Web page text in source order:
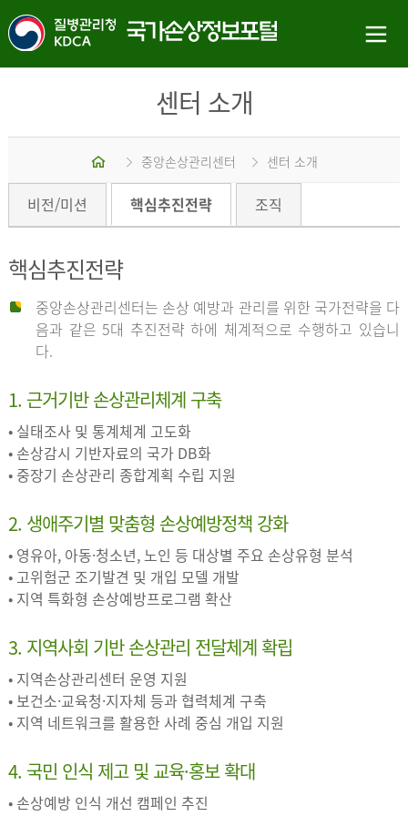
센터 소개
중앙손상관리센터 센터 소개
비전/미션 핵심추진전략 조직
핵심추진전략
중앙손상관리센터는 손상 예방과 관리를 위한 국가전략을 다
음과 같은 5대 추진전략 하에 체계적으로 수행하고 있습니
다.
1. 근거기반 손상관리체계 구축
• 실태조사 및 통계체계 고도화
• 손상감시 기반자료의 국가 DB화
• 중장기 손상관리 종합계획 수립 지원
2. 생애주기별 맞춤형 손상예방정책 강화
• 영유아, 아동·청소년, 노인 등 대상별 주요 손상유형 분석
• 고위험군 조기발견 및 개입 모델 개발
• 지역 특화형 손상예방프로그램 확산
3. 지역사회 기반 손상관리 전달체계 확립
• 지역손상관리센터 운영 지원
• 보건소·교육청·지자체 등과 협력체계 구축
• 지역 네트워크를 활용한 사례 중심 개입 지원
4. 국민 인식 제고 및 교육·홍보 확대
• 손상예방 인식 개선 캠페인 추진